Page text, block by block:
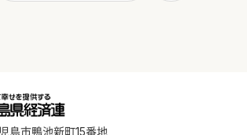
市鴨池新町15番地